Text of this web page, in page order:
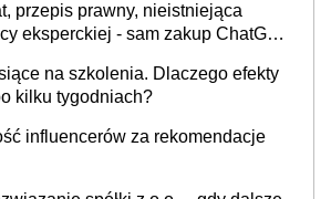
przepis prawny, nieistniejąca
eksperckiej - sam zakup ChatGPT
na szkolenia. Dlaczego efekty
kilku tygodniach?
influencerów za rekomendacje